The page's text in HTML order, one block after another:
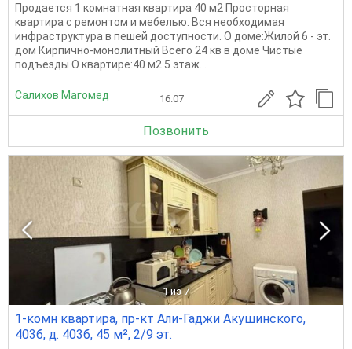
Пpoдается 1 комнатная квартира 40 м2 Просторная
квартира с ремонтом и мебелью. Вся необходимая
инфраструктура в пешей доступности. О доме:Жилой 6 - эт.
дом Кирпично-монолитный Всего 24 кв в доме Чистые
подъезды О квартире:40 м2 5 этаж...
Салихов Магомед 16.07
Позвонить
1 из 7
1-комн квартира, пр-кт Али-Гаджи Акушинского,
403б, д. 403б, 45 м², 2/9 эт.